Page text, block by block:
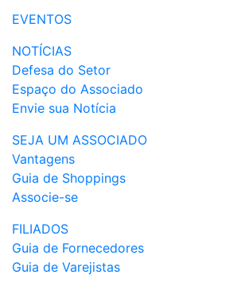
EVENTOS
NOTÍCIAS
Defesa do Setor
Espaço do Associado
Envie sua Notícia
SEJA UM ASSOCIADO
Vantagens
Guia de Shoppings
Associe-se
FILIADOS
Guia de Fornecedores
Guia de Varejistas